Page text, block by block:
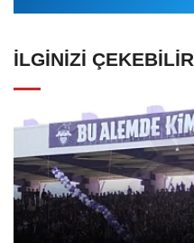
İLGINIZI ÇEKEBILIR